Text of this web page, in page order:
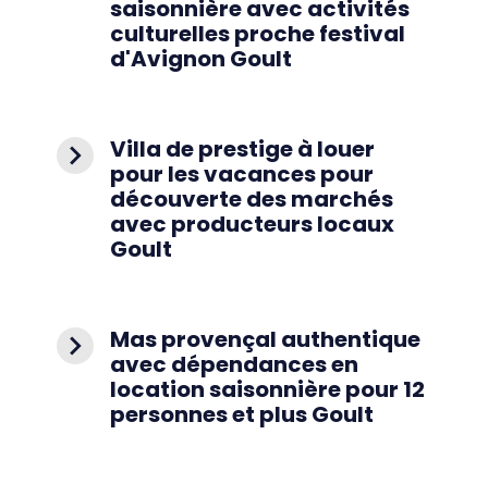
saisonnière avec activités
culturelles proche festival
d'Avignon Goult
navigate_next Villa de prestige à louer
pour les vacances pour
découverte des marchés
avec producteurs locaux
Goult
navigate_next Mas provençal authentique
avec dépendances en
location saisonnière pour 12
personnes et plus Goult